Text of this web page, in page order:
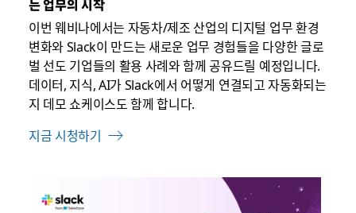
는 업무의 시작
이번 웨비나에서는 자동차/제조 산업의 디지털 업무 환경
변화와 Slack이 만드는 새로운 업무 경험들을 다양한 글로
벌 선도 기업들의 활용 사례와 함께 공유드릴 예정입니다.
데이터, 지식, AI가 Slack에서 어떻게 연결되고 자동화되는
지 데모 쇼케이스도 함께 합니다.
지금 시청하기